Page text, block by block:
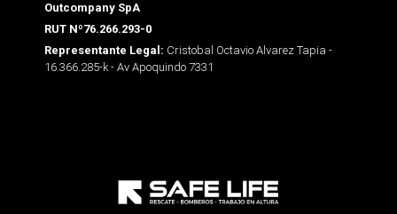
Outcompany SpA
RUT Nº76.266.293-0
Representante Legal: Cristobal Octavio Alvarez Tapia -
16.366.285-k - Av Apoquindo 7331